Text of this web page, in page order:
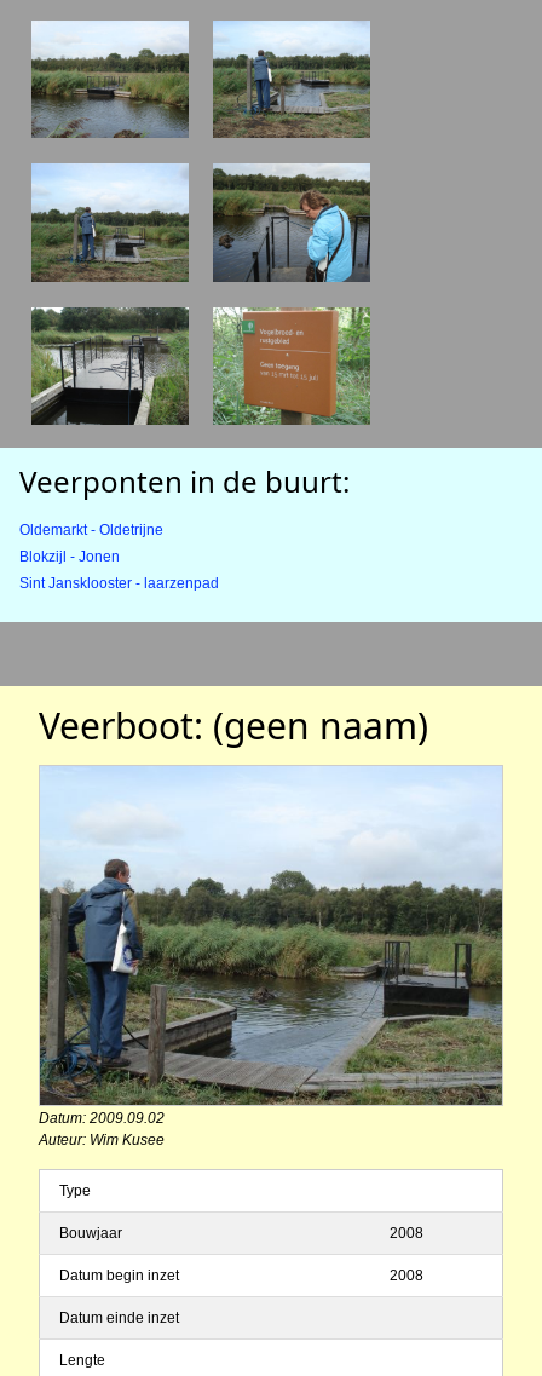
Veerponten in de buurt:
Oldemarkt - Oldetrijne
Blokzijl - Jonen
Sint Jansklooster - laarzenpad
Veerboot: (geen naam)
Datum: 2009.09.02
Auteur: Wim Kusee
Type
Bouwjaar 2008
Datum begin inzet 2008
Datum einde inzet
Lengte